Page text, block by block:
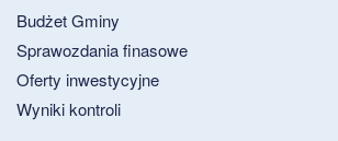
Budżet Gminy
Sprawozdania finasowe
Oferty inwestycyjne
Wyniki kontroli